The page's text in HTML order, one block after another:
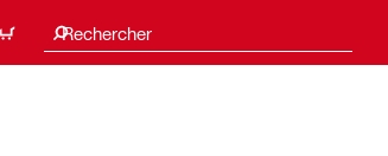
Rechercher
Suggestions de recherche